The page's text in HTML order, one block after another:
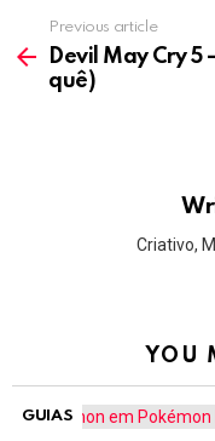
more
Previous article
Devil May Cry 5
quê)
Criativo,
YOU
GUIAS